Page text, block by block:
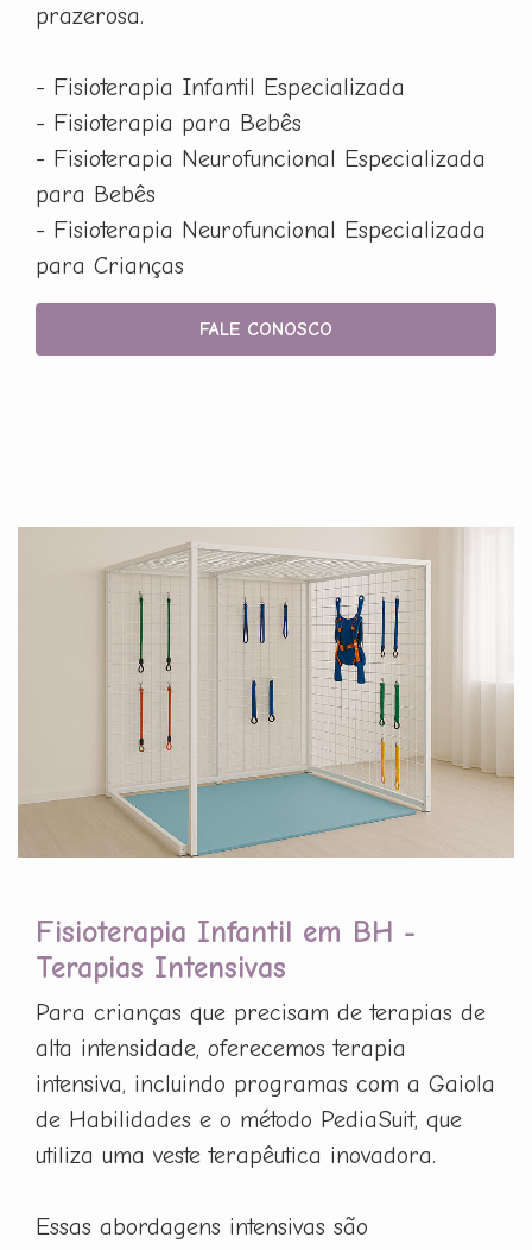
prazerosa.
- Fisioterapia Infantil Especializada
- Fisioterapia para Bebês
- Fisioterapia Neurofuncional Especializada
para Bebês
- Fisioterapia Neurofuncional Especializada
para Crianças
FALE CONOSCO
Fisioterapia Infantil em BH -
Terapias Intensivas
Para crianças que precisam de terapias de
alta intensidade, oferecemos terapia
intensiva, incluindo programas com a Gaiola
de Habilidades e o método PediaSuit, que
utiliza uma veste terapêutica inovadora.
Essas abordagens intensivas são